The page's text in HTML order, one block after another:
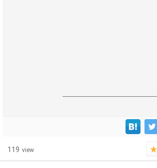
119 view